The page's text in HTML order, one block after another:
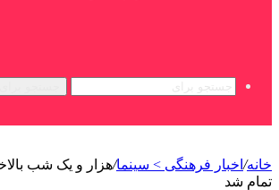
خانه/ اخبار فرهنگی > سینما/هزار و یک شب
تمام شد